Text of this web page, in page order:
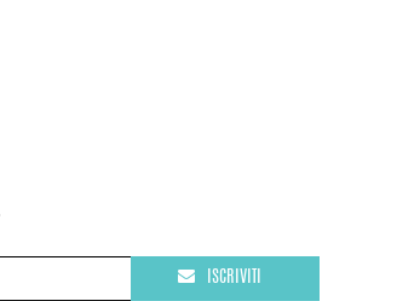
ISCRIVITI